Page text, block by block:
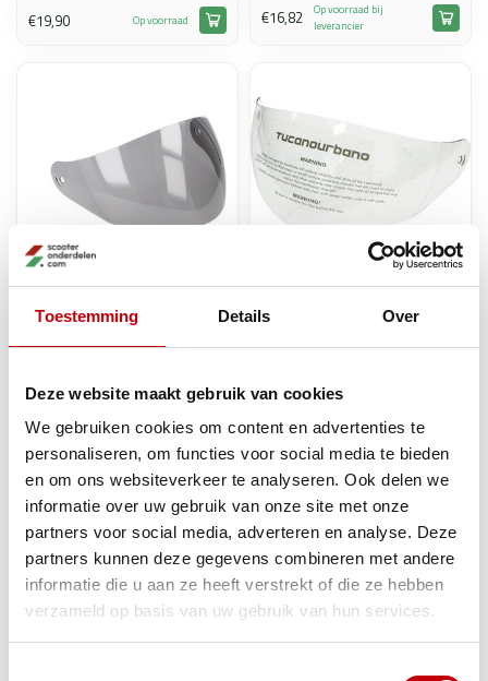
Toestemming Details Over
Deze website maakt gebruik van cookies
We gebruiken cookies om content en advertenties te
personaliseren, om functies voor social media te bieden
en om ons websiteverkeer te analyseren. Ook delen we
informatie over uw gebruik van onze site met onze
partners voor social media, adverteren en analyse. Deze
partners kunnen deze gegevens combineren met andere
informatie die u aan ze heeft verstrekt of die ze hebben
verzameld op basis van uw gebruik van hun services.
€19,90 Op voorraad €16,82
Op voorraad bij
leverancier
vizier helm el'jettin smoke
vizier helm el'jettin blank